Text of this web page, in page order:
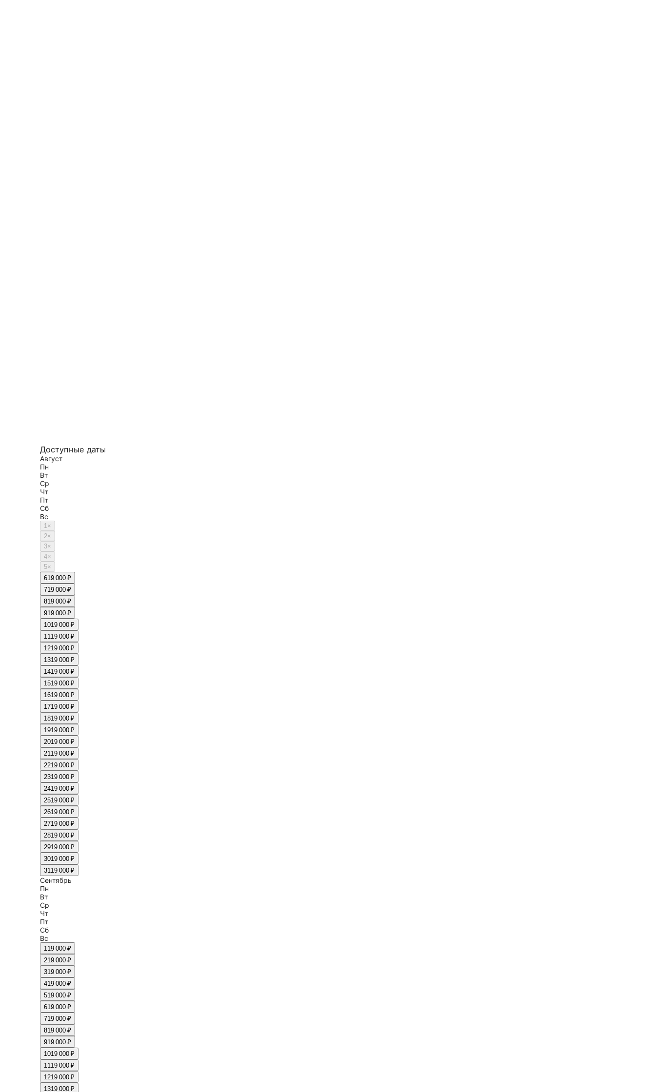
Доступные даты
Август
Пн
Вт
Ср
Чт
Пт
Сб
Вс
1×
2×
3×
4×
5×
619 000 ₽
719 000 ₽
819 000 ₽
919 000 ₽
1019 000 ₽
1119 000 ₽
1219 000 ₽
1319 000 ₽
1419 000 ₽
1519 000 ₽
1619 000 ₽
1719 000 ₽
1819 000 ₽
1919 000 ₽
2019 000 ₽
2119 000 ₽
2219 000 ₽
2319 000 ₽
2419 000 ₽
2519 000 ₽
2619 000 ₽
2719 000 ₽
2819 000 ₽
2919 000 ₽
3019 000 ₽
3119 000 ₽
Сентябрь
Пн
Вт
Ср
Чт
Пт
Сб
Вс
119 000 ₽
219 000 ₽
319 000 ₽
419 000 ₽
519 000 ₽
619 000 ₽
719 000 ₽
819 000 ₽
919 000 ₽
1019 000 ₽
1119 000 ₽
1219 000 ₽
1319 000 ₽